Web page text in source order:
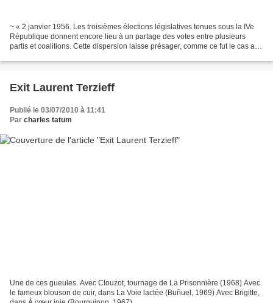
~ « 2 janvier 1956. Les troisièmes élections législatives tenues sous la IVe
République donnent encore lieu à un partage des votes entre plusieurs
partis et coalitions. Cette dispersion laisse présager, comme ce fut le cas au
Exit Laurent Terzieff
Publié le 03/07/2010 à 11:41
Par charles tatum
Une de ces gueules. Avec Clouzot, tournage de La Prisonnière (1968) Avec
le fameux blouson de cuir, dans La Voie lactée (Buñuel, 1969) Avec Brigitte,